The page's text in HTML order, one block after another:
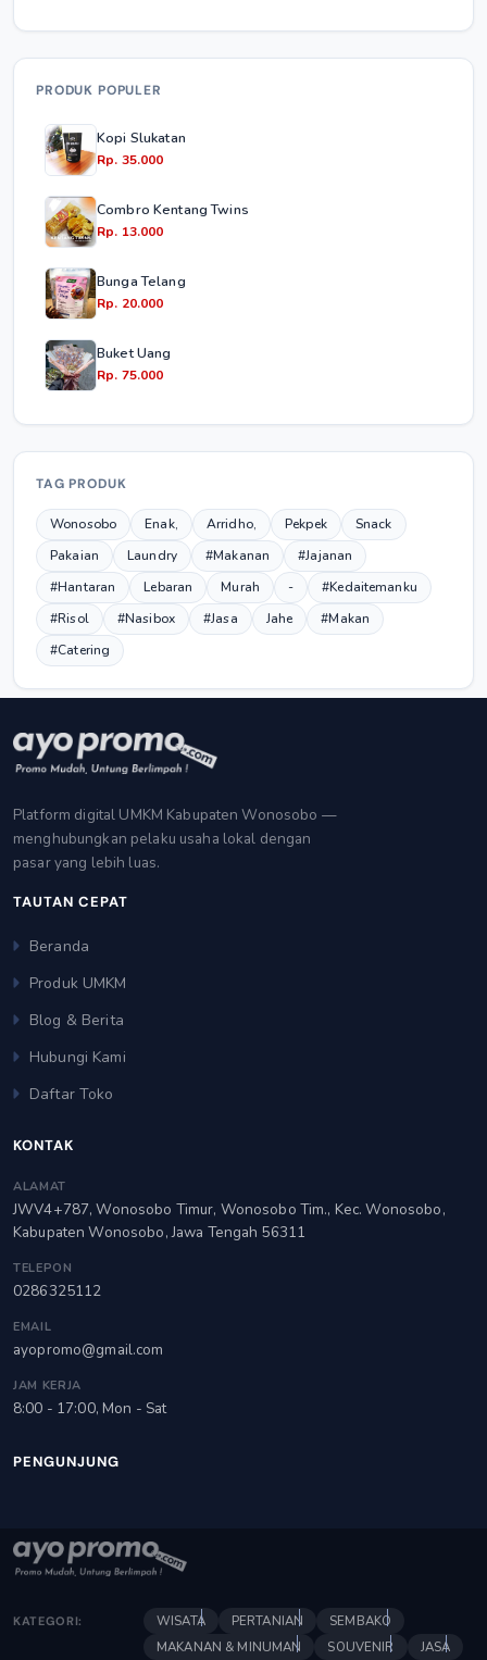
PRODUK POPULER
Kopi Slukatan
Rp. 35.000
Combro Kentang Twins
Rp. 13.000
Bunga Telang
Rp. 20.000
Buket Uang
Rp. 75.000
TAG PRODUK
Wonosobo Enak, Arridho, Pekpek
Snack
Pakaian
Laundry #Makanan
#Jajanan
#Hantaran
Lebaran Murah -
#Kedaitemanku
#Risol
#Nasibox #Jasa Jahe
#Makan
#Catering
Platform digital UMKM Kabupaten Wonosobo —
menghubungkan pelaku usaha lokal dengan
pasar yang lebih luas.
TAUTAN CEPAT
Beranda
Produk UMKM
Blog & Berita
Hubungi Kami
Daftar Toko
KONTAK
ALAMAT
JWV4+787, Wonosobo Timur, Wonosobo Tim., Kec. Wonosobo,
Kabupaten Wonosobo, Jawa Tengah 56311
TELEPON
0286325112
EMAIL
ayopromo@gmail.com
JAM KERJA
8:00 - 17:00, Mon - Sat
PENGUNJUNG
KATEGORI: WISATA PERTANIAN
SEMBAKO
MAKANAN & MINUMAN
SOUVENIR JASA